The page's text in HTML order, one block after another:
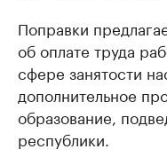
Поправки
об оплате труда
сфере занятости
дополнительное
образование,
республики.